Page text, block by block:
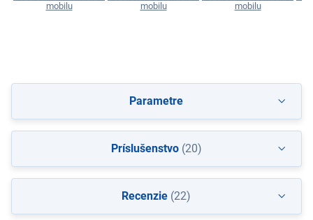
mobilu
mobilu
mobilu
Parametre
Príslušenstvo(20)
Recenzie (22)